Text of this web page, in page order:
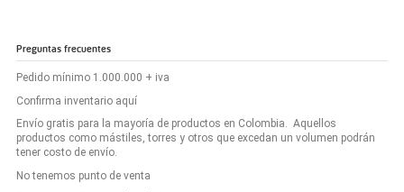
Preguntas frecuentes
Pedido mínimo 1.000.000 + iva
Confirma inventario aquí
Envío gratis para la mayoría de productos en Colombia. Aquellos
productos como mástiles, torres y otros que excedan un volumen podrán
tener costo de envío.
No tenemos punto de venta